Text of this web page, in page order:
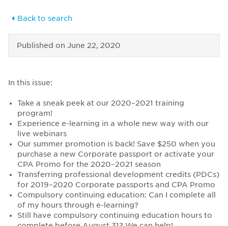
Back to search
Published on June 22, 2020
In this issue:
Take a sneak peek at our 2020–2021 training
program!
Experience e-learning in a whole new way with our
live webinars
Our summer promotion is back! Save $250 when you
purchase a new Corporate passport or activate your
CPA Promo for the 2020–2021 season
Transferring professional development credits (PDCs)
for 2019–2020 Corporate passports and CPA Promo
Compulsory continuing education: Can I complete all
of my hours through e-learning?
Still have compulsory continuing education hours to